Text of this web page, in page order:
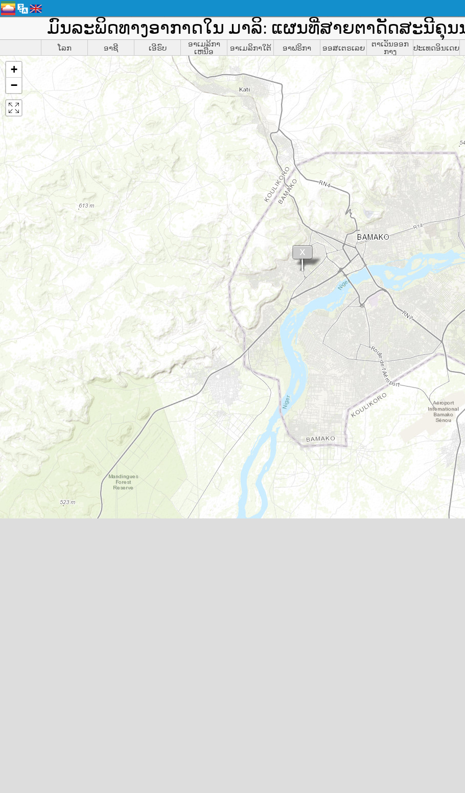
ມົນລະພິດທາງອາກາດໃນ ມາລິ: ແຜນທີ່ສາຍຕາດັດສະນີຄຸ
ໂລກ ອາຊີ ເອີຣົບ ອາເມລິກາ
ເຫນືອ ອາເມລິກາໃຕ້ ອາຟຣິກາ ອອສເຕຣເລຍ ຕາເວັນອອກ
ກາງ ປະເທດອິນເດຍ
+
−